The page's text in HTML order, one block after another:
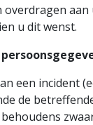
aan
u dit wenst.
een incident
de